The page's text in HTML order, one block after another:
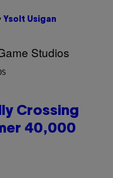
Ysolt Usigan
Crossing
40,000